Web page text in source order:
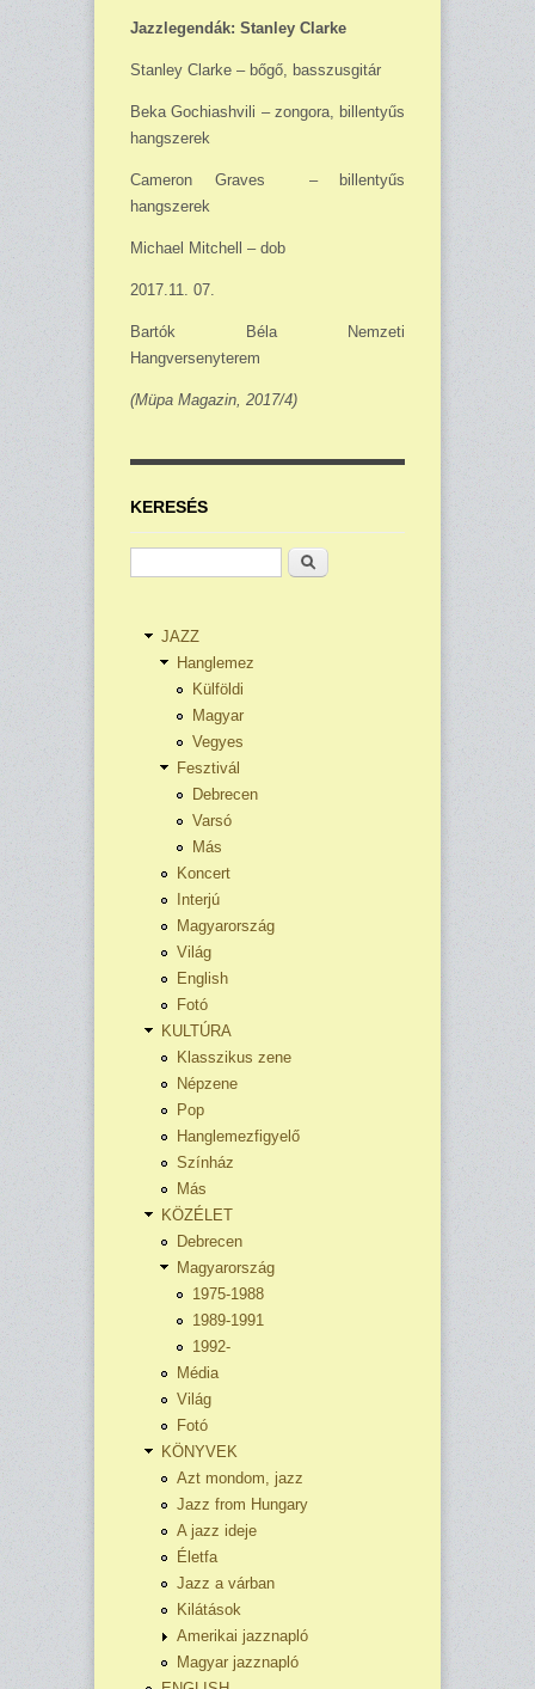
Jazzlegendák: Stanley Clarke
Stanley Clarke – bőgő, basszusgitár
Beka Gochiashvili – zongora, billentyűs
hangszerek
Cameron Graves – billentyűs
hangszerek
Michael Mitchell – dob
2017.11. 07.
Bartók Béla Nemzeti
Hangversenyterem
(Müpa Magazin, 2017/4)
KERESÉS
Keresés
JAZZ
Hanglemez
Külföldi
Magyar
Vegyes
Fesztivál
Debrecen
Varsó
Más
Koncert
Interjú
Magyarország
Világ
English
Fotó
KULTÚRA
Klasszikus zene
Népzene
Pop
Hanglemezfigyelő
Színház
Más
KÖZÉLET
Debrecen
Magyarország
1975-1988
1989-1991
1992-
Média
Világ
Fotó
KÖNYVEK
Azt mondom, jazz
Jazz from Hungary
A jazz ideje
Életfa
Jazz a várban
Kilátások
Amerikai jazznapló
Magyar jazznapló